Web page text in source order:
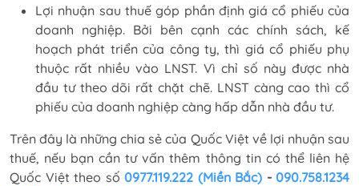
Lợi nhuận sau thuế góp phần định giá cổ phiếu của
doanh nghiệp. Bởi bên cạnh các chính sách, kế
hoạch phát triển của công ty, thì giá cổ phiếu phụ
thuộc rất nhiều vào LNST. Vì chỉ số này được nhà
đầu tư theo dõi rất chặt chẽ. LNST càng cao thì cổ
phiếu của doanh nghiệp càng hấp dẫn nhà đầu tư.
Trên đây là những chia sẻ của Quốc Việt về lợi nhuận sau
thuế, nếu bạn cần tư vấn thêm thông tin có thể liên hệ
Quốc Việt theo số 0977.119.222 (Miền Bắc) - 090.758.1234